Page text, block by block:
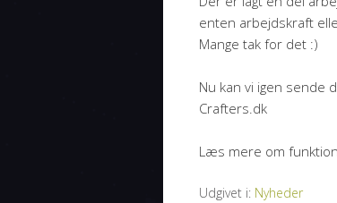
enten arbejdskraft
Mange tak for det :)
Nu kan vi igen sende
Crafters.dk
Læs mere om
Udgivet i: Nyheder